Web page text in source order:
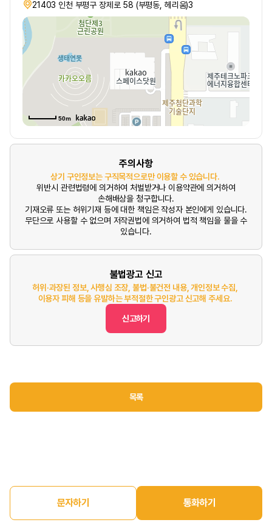
21403 인천 부평구 장제로 58 (부평동, 헤리움)3
50m
주의사항
상기 구인정보는 구직목적으로만 이용할 수 있습니다.
위반시 관련법령에 의거하여 처벌받거나 이용약관에 의거하여
손해배상을 청구합니다.
기재오류 또는 허위기재 등에 대한 책임은 작성자 본인에게 있습니다.
무단으로 사용할 수 없으며 저작권법에 의거하여 법적 책임을 물을 수
있습니다.
불법광고 신고
허위·과장된 정보, 사행심 조장, 불법·불건전 내용, 개인정보 수집,
이용자 피해 등을 유발하는 부적절한 구인광고 신고해 주세요.
신고하기
목록
문자하기 통화하기
홈 구인정보 구직정보